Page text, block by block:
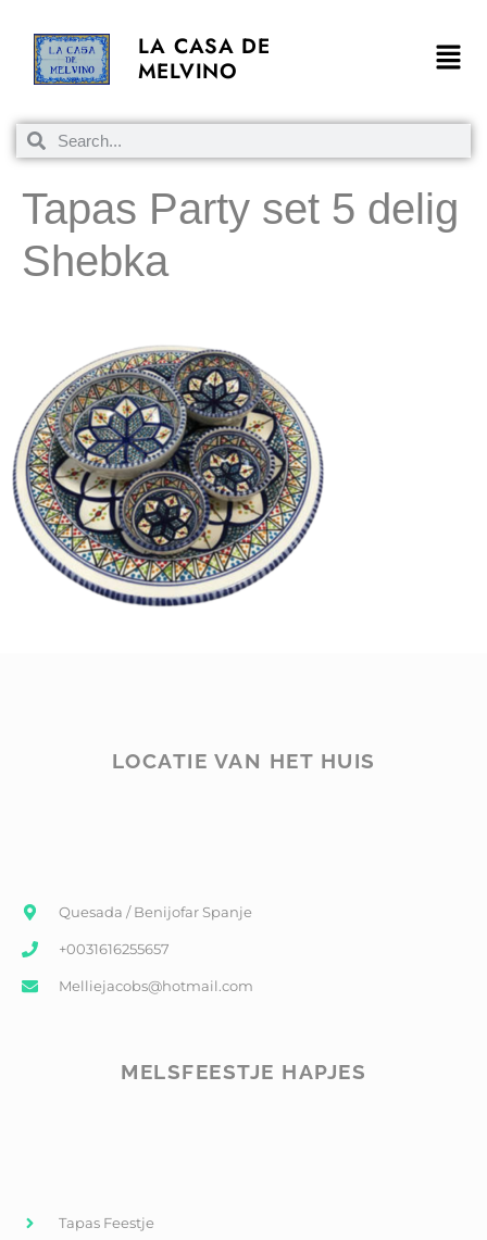
LA CASA DE
MELVINO
Tapas Party set 5 delig
Shebka
LOCATIE VAN HET HUIS
Quesada / Benijofar Spanje
+0031616255657
Melliejacobs@hotmail.com
MELSFEESTJE HAPJES
Tapas Feestje